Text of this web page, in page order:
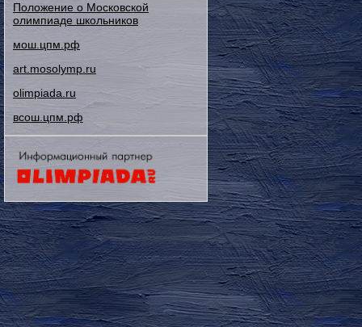
Положение о Московской
олимпиаде школьников
мош.цпм.рф
art.mosolymp.ru
olimpiada.ru
всош.цпм.рф